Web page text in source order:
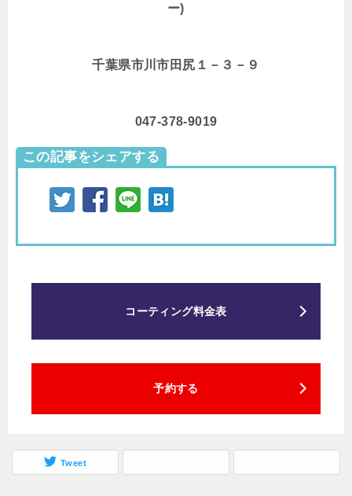
ー)
千葉県市川市田尻１－３－９
047-378-9019
この記事をシェアする
コーティング料金表
予約する
Tweet